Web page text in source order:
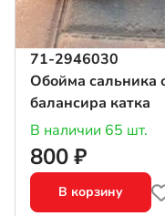
71-2946030
Обойма сальника
балансира катка
В наличии 65 шт.
800 ₽
В корзину